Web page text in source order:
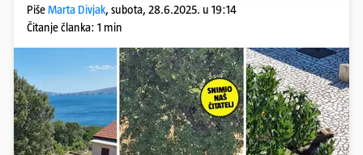
PišeMarta Divjak, subota, 28.6.2025. u 19:14
Čitanje članka: 1 min